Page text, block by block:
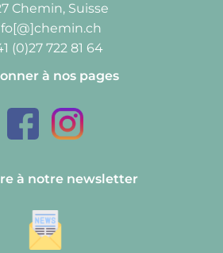
Chemin, Suisse
(0)27 722 81 64
à nos pages
à notre newsletter